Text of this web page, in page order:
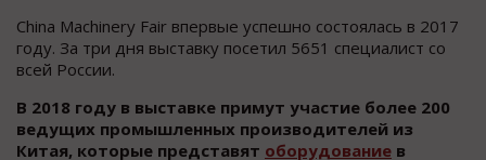
China Machinery Fair впервые успешно состоялась в 2017
году. За три дня выставку посетил 5651 специалист со
всей России.
В 2018 году в выставке примут участие более 200
ведущих промышленных производителей из
Китая, которые представят оборудование в